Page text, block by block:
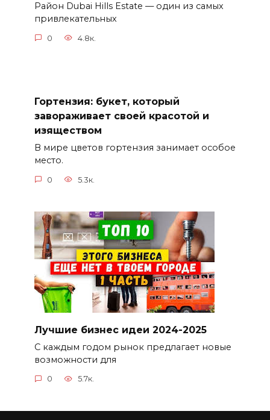
Район Dubai Hills Estate — один из самых
привлекательных
0 4.8к.
Гортензия: букет, который
завораживает своей красотой и
изяществом
В мире цветов гортензия занимает особое
место.
0 5.3к.
Лучшие бизнес идеи 2024-2025
С каждым годом рынок предлагает новые
возможности для
0 5.7к.